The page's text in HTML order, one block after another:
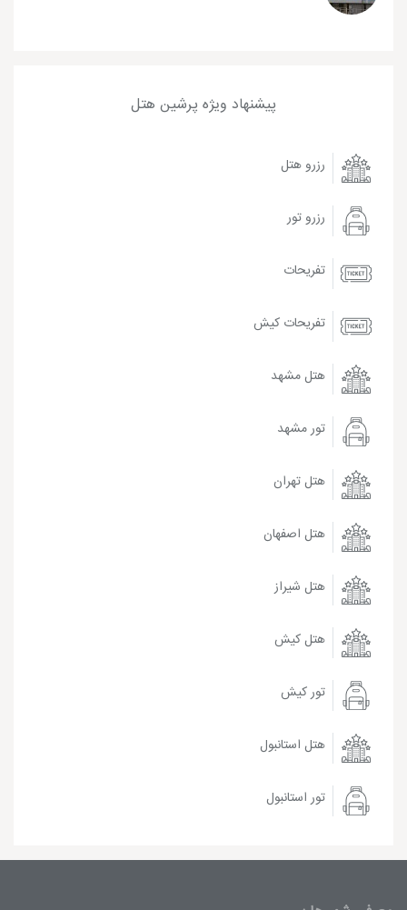
پیشنهاد ویژه پرشین هتل
رزرو هتل
رزرو تور
تفریحات
تفریحات کیش
هتل مشهد
تور مشهد
هتل تهران
هتل اصفهان
هتل شیراز
هتل کیش
تور کیش
هتل استانبول
تور استانبول